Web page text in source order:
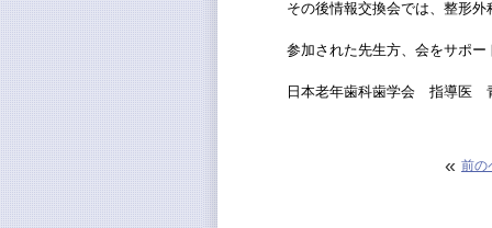
その後情報交換会では、整形
参加された先生方、会をサポ
日本老年歯科歯学会 指導医
« 前の